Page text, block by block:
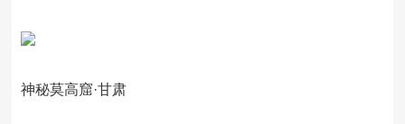
神秘莫高窟·甘肃